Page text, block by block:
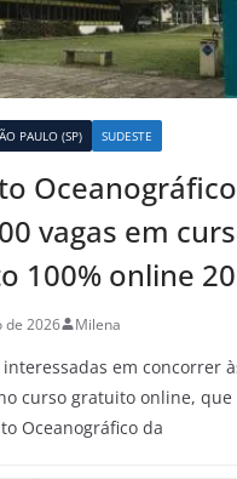
PAULO (SP) SUDESTE
Oceanográfico
vagas em
100% online
de 2026 Milena
interessadas em concorrer
curso gratuito online,
Oceanográfico da